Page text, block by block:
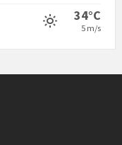
34°C
5 m/s